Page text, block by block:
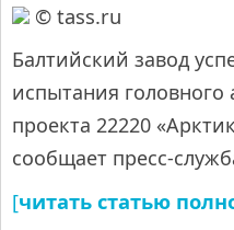
© tass.ru
Балтийский завод
испытания головного
проекта 22220
сообщает пресс-
[читать статью